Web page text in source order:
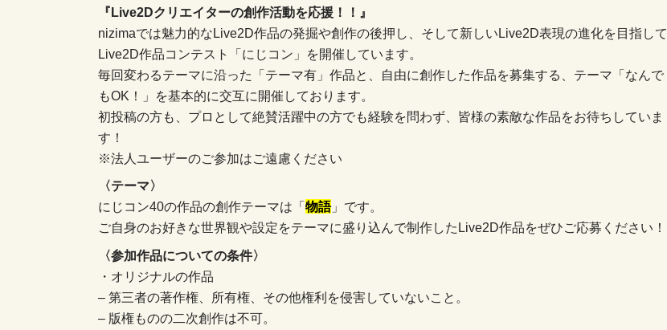
『Live2Dクリエイターの創作活動を応援！！』
nizimaでは魅力的なLive2D作品の発掘や創作の後押し、そして新しいLive2D表現の進化を目指して
Live2D作品コンテスト「にじコン」を開催しています。
毎回変わるテーマに沿った「テーマ有」作品と、自由に創作した作品を募集する、テーマ「なんで
もOK！」を基本的に交互に開催しております。
初投稿の方も、プロとして絶賛活躍中の方でも経験を問わず、皆様の素敵な作品をお待ちしていま
す！
※法人ユーザーのご参加はご遠慮ください
〈テーマ〉
にじコン40の作品の創作テーマは「 物語」です。
ご自身のお好きな世界観や設定をテーマに盛り込んで制作したLive2D作品をぜひご応募ください！
〈参加作品についての条件〉
・オリジナルの作品
– 第三者の著作権、所有権、その他権利を侵害していないこと。
– 版権ものの二次創作は不可。